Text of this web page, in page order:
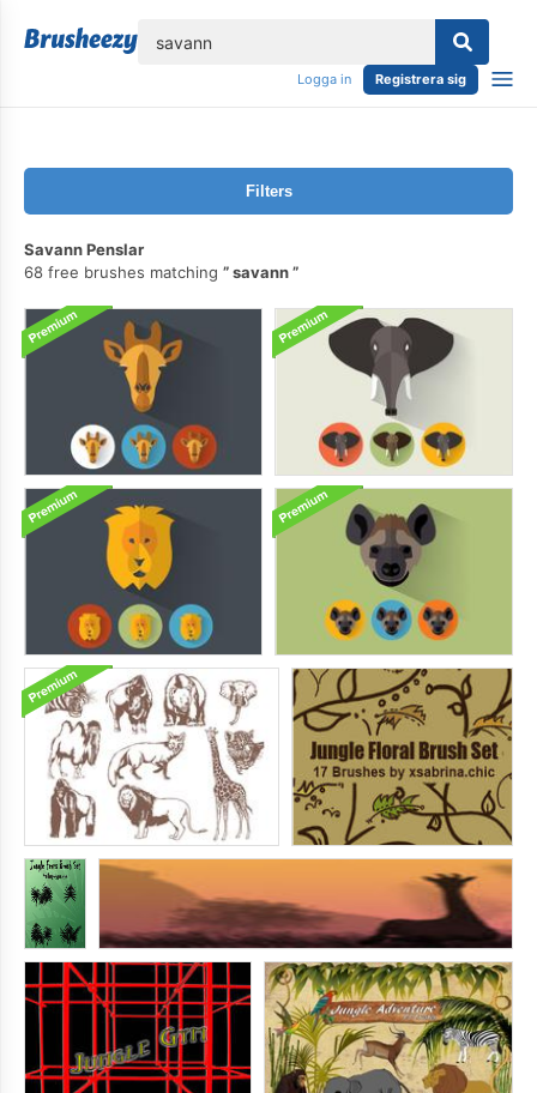
Logga in Registrera sig
Filters
Savann Penslar
68 free brushes matching
savann